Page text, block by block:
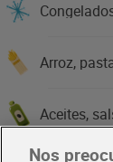
Arroz,
Aceites,
Nos